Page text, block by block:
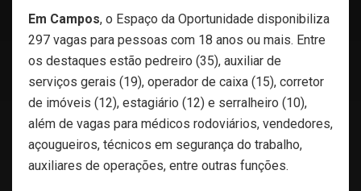
Em Campos, o Espaço da Oportunidade disponibiliza
297 vagas para pessoas com 18 anos ou mais. Entre
os destaques estão pedreiro (35), auxiliar de
serviços gerais (19), operador de caixa (15), corretor
de imóveis (12), estagiário (12) e serralheiro (10),
além de vagas para médicos rodoviários, vendedores,
açougueiros, técnicos em segurança do trabalho,
auxiliares de operações, entre outras funções.